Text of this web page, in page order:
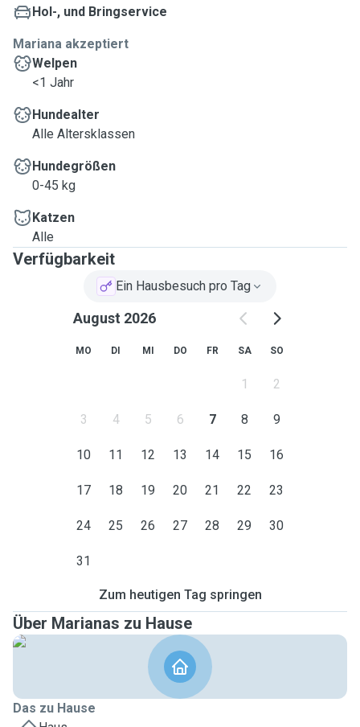
Hol-, und Bringservice
Mariana akzeptiert
Welpen
<1 Jahr
Hundealter
Alle Altersklassen
Hundegrößen
0-45 kg
Katzen
Alle
Verfügbarkeit
Ein Hausbesuch pro Tag
August 2026
MO DI MI DO FR SA SO
1 2
3 4 5 6 7 8 9
10 11 12 13 14 15 16
17 18 19 20 21 22 23
24 25 26 27 28 29 30
31
Zum heutigen Tag springen
Über Marianas zu Hause
Das zu Hause